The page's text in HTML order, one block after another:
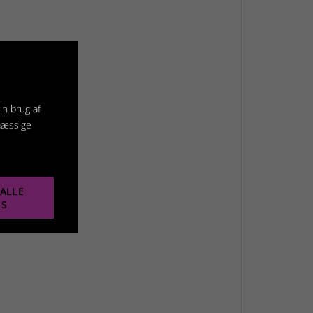
brug af